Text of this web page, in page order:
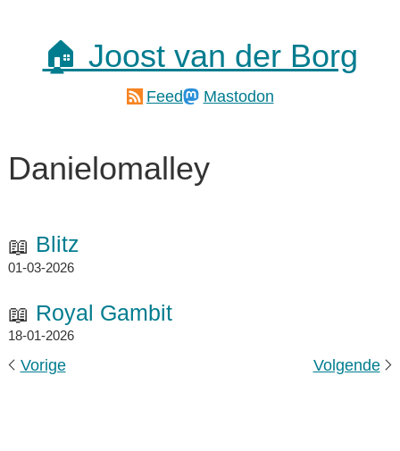
🏠 Joost van der Borg
Feed Mastodon
Danielomalley
Blitz
01-03-2026
Royal Gambit
18-01-2026
Vorige Volgende